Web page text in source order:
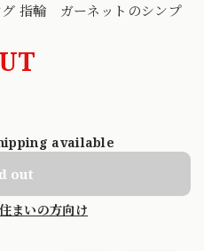
指輪 ガーネットのシンプ
available
out
まいの方向け